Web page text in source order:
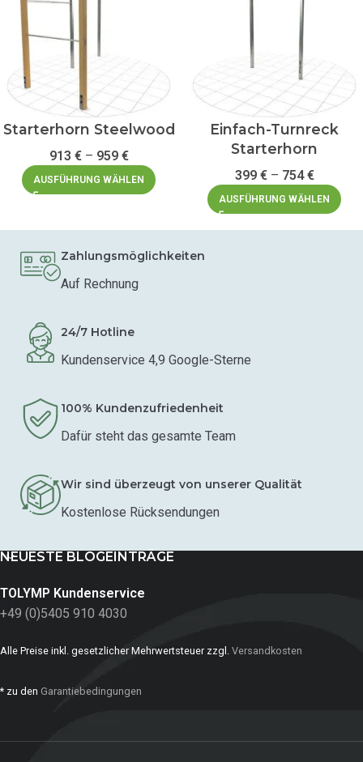
Starterhorn Steelwood
913 €– 959 €
AUSFÜHRUNG WÄHLEN
Einfach-Turnreck
Starterhorn
399 €– 754€
AUSFÜHRUNG WÄHLEN
Zahlungsmöglichkeiten
Auf Rechnung
24/7 Hotline
Kundenservice 4,9 Google-Sterne
100% Kundenzufriedenheit
Dafür steht das gesamte Team
Wir sind überzeugt von unserer Qualität
Kostenlose Rücksendungen
NEUESTE BLOGEINTRÄGE
TOLYMP Kundenservice
+49 (0)5405 910 4030
Alle Preise inkl. gesetzlicher Mehrwertsteuer zzgl. Versandkosten
* zu den Garantiebedingungen